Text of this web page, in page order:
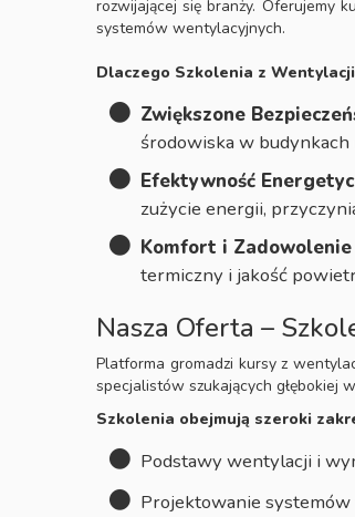
rozwijającej się branży. Oferujemy
systemów wentylacyjnych.
Dlaczego Szkolenia z Wentylacji
Zwiększone
środowiska w
Efektywność
zużycie energii,
Komfort i
termiczny i jakość
Nasza Oferta –
Platforma gromadzi kursy z
specjalistów szukających głębokiej
Szkolenia obejmują szeroki
Podstawy wentylacji i
Projektowanie